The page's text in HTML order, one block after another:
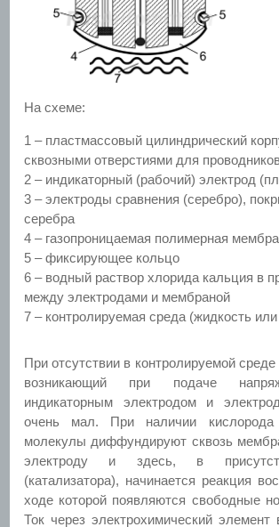
На схеме:
1 – пластмассовый цилиндрический
сквозными отверстиями для
2 – индикаторный (рабочий) электрод
3 – электроды сравнения (серебро),
серебра
4 – газопроницаемая полимерная
5 – фиксирующее кольцо
6 – водный раствор хлорида кальция в
между электродами и мембраной
7 – контролируемая среда (жидкость или
При отсутствии в контролируемой среде
возникающий при подаче
индикаторным электродом и
очень мал. При наличии
молекулы диффундируют сквозь
электроду и здесь, в
(катализатора), начинается реакция
ходе которой появляются свободные
Ток через электрохимический элемент